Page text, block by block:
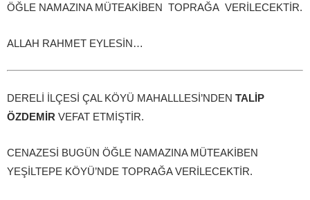
ÖĞLE NAMAZINA MÜTEAKİBEN TOPRAĞA VERİLECEKTİR.
ALLAH RAHMET EYLESİN…
DERELİ İLÇESİ ÇAL KÖYÜ MAHALLLESİ’NDEN TALİP
ÖZDEMİR VEFAT ETMİŞTİR.
CENAZESİ BUGÜN ÖĞLE NAMAZINA MÜTEAKİBEN
YEŞİLTEPE KÖYÜ’NDE TOPRAĞA VERİLECEKTİR.